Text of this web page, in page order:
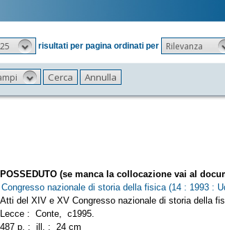
25 risultati per pagina ordinati per Rilevanza